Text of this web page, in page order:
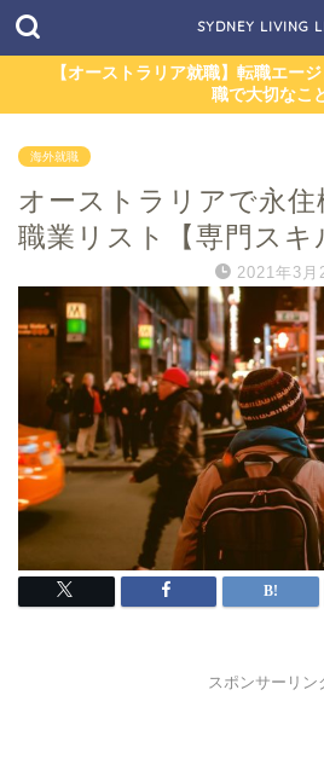
SYDNEY LIVING
【オーストラリア就職】転職エー
職で大切なこ
海外就職
オーストラリアで永住
職業リスト【専門スキ
2021年3月
スポンサーリン